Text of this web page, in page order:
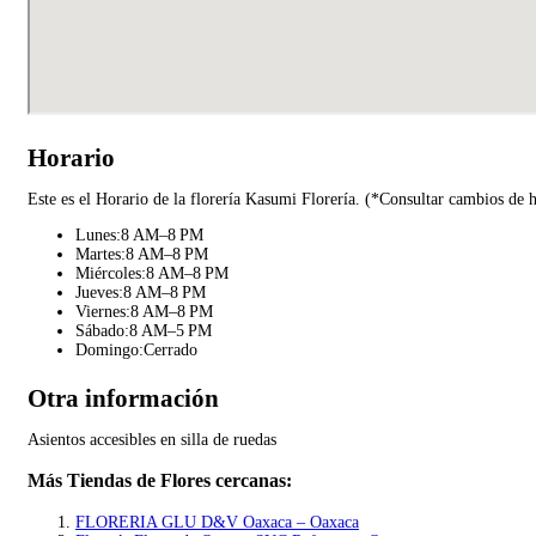
Horario
Este es el Horario de la florería Kasumi Florería. (*Consultar cambios de
Lunes:8 AM–8 PM
Martes:8 AM–8 PM
Miércoles:8 AM–8 PM
Jueves:8 AM–8 PM
Viernes:8 AM–8 PM
Sábado:8 AM–5 PM
Domingo:Cerrado
Otra información
Asientos accesibles en silla de ruedas
Más Tiendas de Flores cercanas:
FLORERIA GLU D&V Oaxaca – Oaxaca